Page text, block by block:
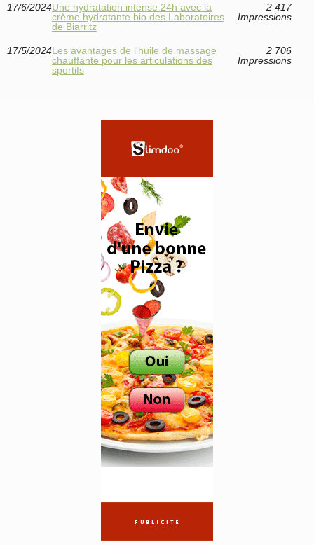
17/6/2024Une hydratation intense 24h avec la
crème hydratante bio des Laboratoires
de Biarritz
2 417
Impressions
17/5/2024Les avantages de l'huile de massage
chauffante pour les articulations des
sportifs
2 706
Impressions